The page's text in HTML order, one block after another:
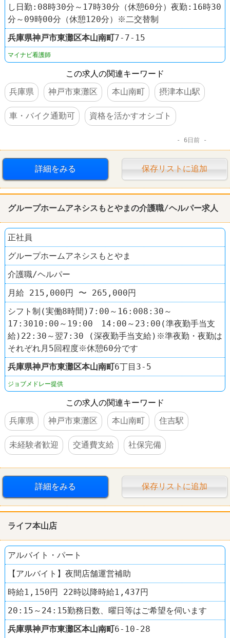
し日勤:08時30分～17時30分（休憩60分）夜勤:16時30
分～09時00分（休憩120分）※二交替制
兵庫県神戸市東灘区本山南町7-7-15
マイナビ看護師
この求人の関連キーワード
兵庫県
神戸市東灘区 本山南町 摂津本山駅
車・バイク通勤可 資格を活かすオシゴト
6日前
詳細をみる 保存リストに追加
グループホームアネシスもとやまの介護職/ヘルパー求人
正社員
グループホームアネシスもとやま
介護職/ヘルパー
月給 215,000円 〜 265,000円
シフト制(実働8時間)7:00～16:008:30～
17:3010:00～19:00 14:00～23:00(準夜勤手当支
給)22:30～翌7:30 (深夜勤手当支給)※準夜勤・夜勤は
それぞれ月5回程度※休憩60分です
兵庫県神戸市東灘区本山南町6丁目3-5
ジョブメドレー提供
この求人の関連キーワード
兵庫県
神戸市東灘区 本山南町 住吉駅
未経験者歓迎 交通費支給 社保完備
詳細をみる 保存リストに追加
ライフ本山店
アルバイト・パート
【アルバイト】夜間店舗運営補助
時給1,150円 22時以降時給1,437円
20:15～24:15勤務日数、曜日等はご希望を伺います
兵庫県神戸市東灘区本山南町6-10-28